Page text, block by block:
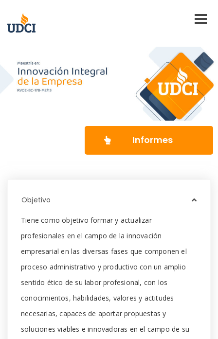
Informes
Objetivo
Tiene como objetivo formar y actualizar
profesionales en el campo de la innovación
empresarial en las diversas fases que componen el
proceso administrativo y productivo con un amplio
sentido ético de su labor profesional, con los
conocimientos, habilidades, valores y actitudes
necesarias, capaces de aportar propuestas y
soluciones viables e innovadoras en el campo de su